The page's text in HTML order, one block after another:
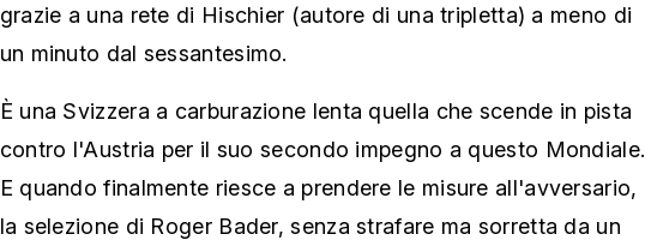
grazie a una rete di Hischier (autore di una tripletta) a meno di
un minuto dal sessantesimo.
È una Svizzera a carburazione lenta quella che scende in pista
contro l'Austria per il suo secondo impegno a questo Mondiale.
E quando finalmente riesce a prendere le misure all'avversario,
la selezione di Roger Bader, senza strafare ma sorretta da un